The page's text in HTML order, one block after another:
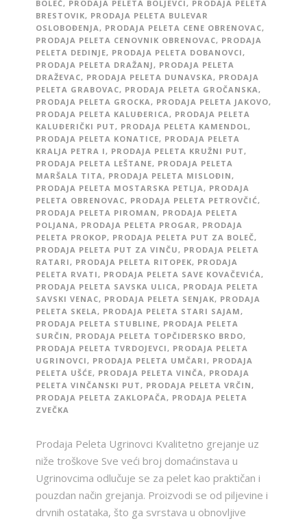
BOLEČ, PRODAJA PELETA BOLJEVCI, PRODAJA PELETA
BRESTOVIK, PRODAJA PELETA BULEVAR
OSLOBOĐENJA, PRODAJA PELETA CENE OBRENOVAC,
PRODAJA PELETA CENOVNIK OBRENOVAC, PRODAJA
PELETA DEDINJE, PRODAJA PELETA DOBANOVCI,
PRODAJA PELETA DRAŽANJ, PRODAJA PELETA
DRAŽEVAC, PRODAJA PELETA DUNAVSKA, PRODAJA
PELETA GRABOVAC, PRODAJA PELETA GROČANSKA,
PRODAJA PELETA GROCKA, PRODAJA PELETA JAKOVO,
PRODAJA PELETA KALUĐERICA, PRODAJA PELETA
KALUĐERIČKI PUT, PRODAJA PELETA KAMENDOL,
PRODAJA PELETA KONATICE, PRODAJA PELETA
KRALJA PETRA I, PRODAJA PELETA KRUŽNI PUT,
PRODAJA PELETA LEŠTANE, PRODAJA PELETA
MARŠALA TITA, PRODAJA PELETA MISLOĐIN,
PRODAJA PELETA MOSTARSKA PETLJA, PRODAJA
PELETA OBRENOVAC, PRODAJA PELETA PETROVČIĆ,
PRODAJA PELETA PIROMAN, PRODAJA PELETA
POLJANA, PRODAJA PELETA PROGAR, PRODAJA
PELETA PROKOP, PRODAJA PELETA PUT ZA BOLEČ,
PRODAJA PELETA PUT ZA VINČU, PRODAJA PELETA
RATARI, PRODAJA PELETA RITOPEK, PRODAJA
PELETA RVATI, PRODAJA PELETA SAVE KOVAČEVIĆA,
PRODAJA PELETA SAVSKA ULICA, PRODAJA PELETA
SAVSKI VENAC, PRODAJA PELETA SENJAK, PRODAJA
PELETA SKELA, PRODAJA PELETA STARI SAJAM,
PRODAJA PELETA STUBLINE, PRODAJA PELETA
SURČIN, PRODAJA PELETA TOPČIDERSKO BRDO,
PRODAJA PELETA TVRDOJEVCI, PRODAJA PELETA
UGRINOVCI, PRODAJA PELETA UMČARI, PRODAJA
PELETA UŠĆE, PRODAJA PELETA VINČA, PRODAJA
PELETA VINČANSKI PUT, PRODAJA PELETA VRČIN,
PRODAJA PELETA ZAKLOPAČA, PRODAJA PELETA
ZVEČKA
Prodaja Peleta Ugrinovci Kvalitetno grejanje uz
niže troškove Sve veći broj domaćinstava u
Ugrinovcima odlučuje se za pelet kao praktičan i
pouzdan način grejanja. Proizvodi se od piljevine i
drvnih ostataka, što ga svrstava u obnovljive